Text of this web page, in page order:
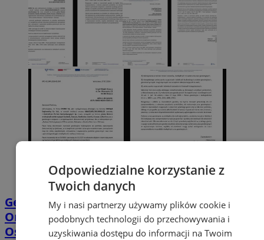
Geodeci wejdą na nieruchomości w
Orzeszu. Chodzi o projekt linii Katowice–
Ostrawa
Odpowiedzialne korzystanie z
Twoich danych
My i nasi partnerzy używamy plików cookie i
podobnych technologii do przechowywania i
uzyskiwania dostępu do informacji na Twoim